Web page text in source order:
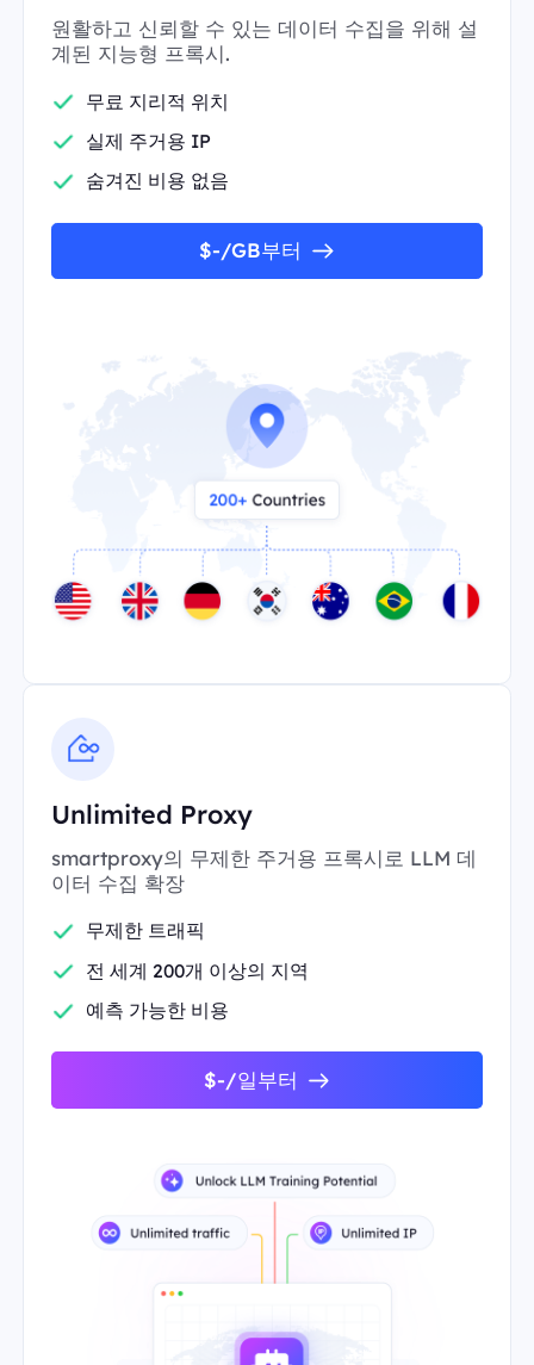
원활하고 신뢰할 수 있는 데이터 수집을 위해 설
계된 지능형 프록시.
무료 지리적 위치
실제 주거용 IP
숨겨진 비용 없음
$-/GB부터
Unlimited Proxy
smartproxy의 무제한 주거용 프록시로 LLM 데
이터 수집 확장
무제한 트래픽
전 세계 200개 이상의 지역
예측 가능한 비용
$-/일부터